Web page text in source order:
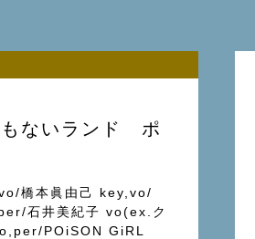
ないランド ポ
橋本眞由己 key,vo/
石井美紀子 vo(ex.ク
POiSON GiRL